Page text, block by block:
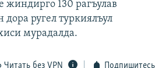
жиндирго 130 рагъулав
ругел туркиялъул
мурадалда.
Читать без VPN Подпишитесь